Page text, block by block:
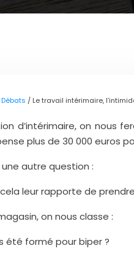
/ Le travail intérimaire,
d’intérimaire, on nous
plus de 30 000 euros
une autre question :
leur rapporte de
on nous classe :
été formé pour biper ?